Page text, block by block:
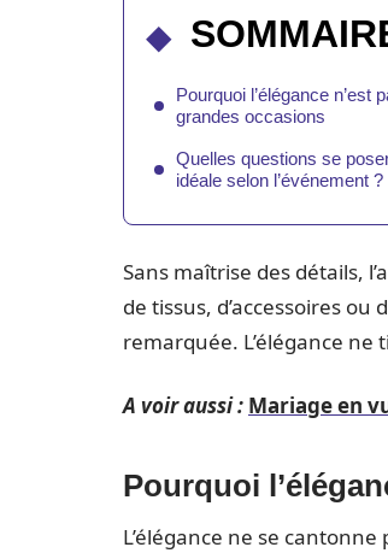
Pourquoi l’élégance n’est
grandes occasions
Quelles questions se
idéale selon l’événement ?
Sans maîtrise des détails,
de tissus, d’accessoires
remarquée. L’élégance ne
A voir aussi : Mariage en
Pourquoi
L’élégance ne se